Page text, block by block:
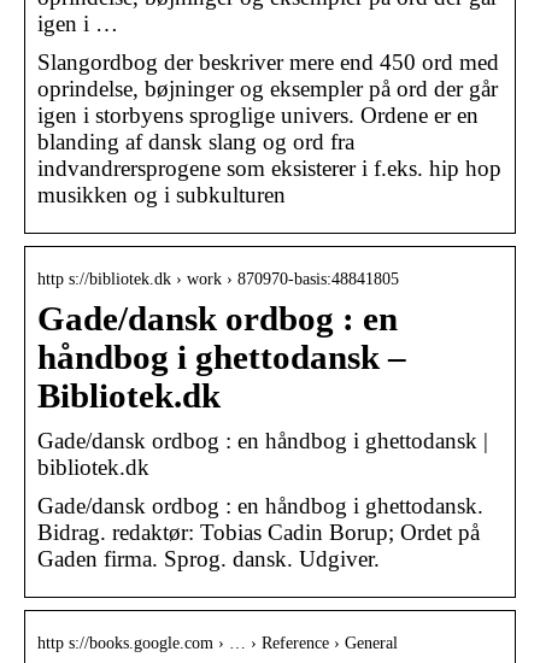
igen i …
Slangordbog der beskriver mere end 450 ord med
oprindelse, bøjninger og eksempler på ord der går
igen i storbyens sproglige univers. Ordene er en
blanding af dansk slang og ord fra
indvandrersprogene som eksisterer i f.eks. hip hop
musikken og i subkulturen
http s://bibliotek.dk › work › 870970-basis:48841805
Gade/dansk ordbog : en
håndbog i ghettodansk –
Bibliotek.dk
Gade/dansk ordbog : en håndbog i ghettodansk |
bibliotek.dk
Gade/dansk ordbog : en håndbog i ghettodansk.
Bidrag. redaktør: Tobias Cadin Borup; Ordet på
Gaden firma. Sprog. dansk. Udgiver.
http s://books.google.com › … › Reference › General